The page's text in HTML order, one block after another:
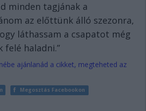
minden tagjának a
az előttünk álló szezonra,
láthassam a csapatot még
felé haladni.”
ajánlanád a cikket, megteheted az
Megosztás Facebookon